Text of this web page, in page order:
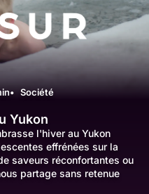
Société
Yukon
l'hiver au Yukon
effrénées sur la
saveurs réconfortantes ou
partage sans retenue